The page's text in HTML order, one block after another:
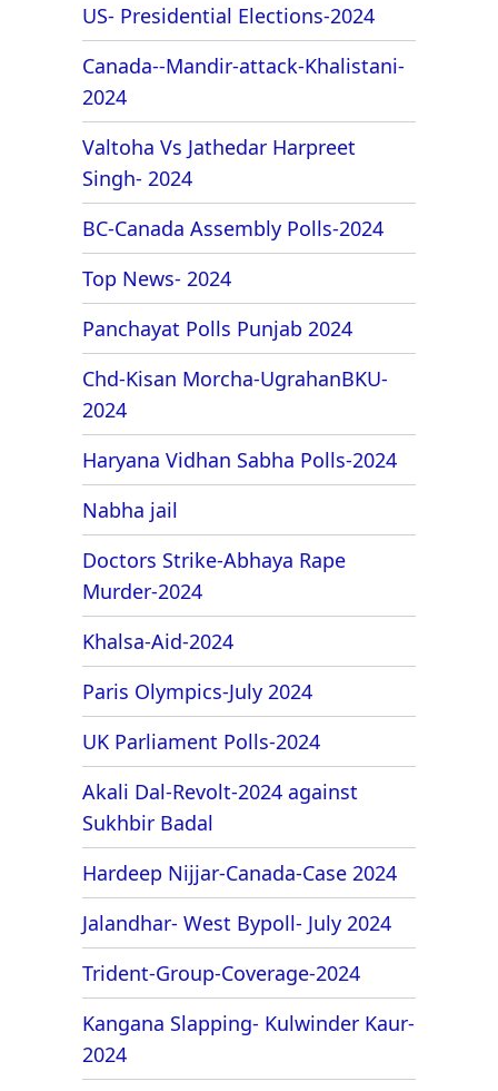
US- Presidential Elections-2024
Canada--Mandir-attack-Khalistani-
2024
Valtoha Vs Jathedar Harpreet
Singh- 2024
BC-Canada Assembly Polls-2024
Top News- 2024
Panchayat Polls Punjab 2024
Chd-Kisan Morcha-UgrahanBKU-
2024
Haryana Vidhan Sabha Polls-2024
Nabha jail
Doctors Strike-Abhaya Rape
Murder-2024
Khalsa-Aid-2024
Paris Olympics-July 2024
UK Parliament Polls-2024
Akali Dal-Revolt-2024 against
Sukhbir Badal
Hardeep Nijjar-Canada-Case 2024
Jalandhar- West Bypoll- July 2024
Trident-Group-Coverage-2024
Kangana Slapping- Kulwinder Kaur-
2024